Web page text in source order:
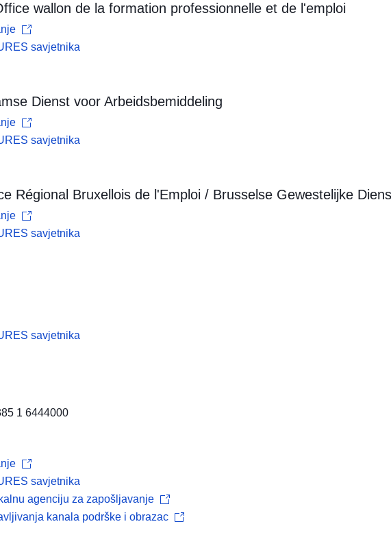
wallon de la formation professionnelle et de l'emploi
savjetnika
Dienst voor Arbeidsbemiddeling
savjetnika
Régional Bruxellois de l'Emploi / Brusselse Gewestelijke
savjetnika
savjetnika
1 6444000
savjetnika
agenciju za zapošljavanje
kanala podrške i obrazac